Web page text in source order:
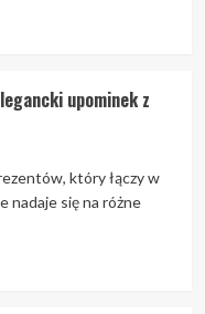
upominek z
który łączy w
nadaje się na różne